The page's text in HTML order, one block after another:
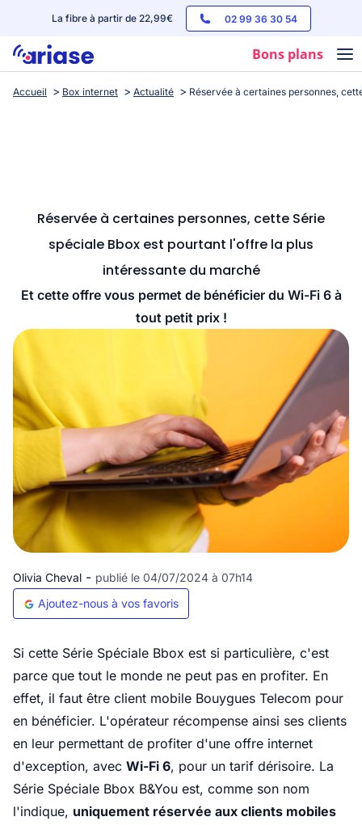
La fibre à partir de 22,99€ 02 99 36 30 54
Bons plans
Box internet
Streaming
Accueil Box internet Actualité Réservée à certaines personnes,
Réservée à certaines personnes, cette Série
spéciale Bbox est pourtant l'offre la plus
intéressante du marché
Et cette offre vous permet de bénéficier du Wi-Fi 6 à
tout petit prix !
Olivia Cheval - publié le 04/07/2024 à 07h14
Ajoutez-nous à vos favoris
Si cette Série Spéciale Bbox est si particulière, c'est
parce que tout le monde ne peut pas en profiter. En
effet, il faut être client mobile Bouygues Telecom pour
en bénéficier. L'opérateur récompense ainsi ses clients
en leur permettant de profiter d'une offre internet
d'exception, avec Wi-Fi 6, pour un tarif dérisoire. La
Série Spéciale Bbox B&You est, comme son nom
l'indique, uniquement réservée aux clients mobiles